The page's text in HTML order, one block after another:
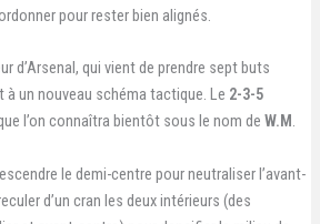
pour rester bien alignés.
d’Arsenal, qui vient de prendre sept buts
un nouveau schéma tactique. Le 2-3-5
l’on connaîtra bientôt sous le nom de W.M.
le demi-centre pour neutraliser l’avant-
d’un cran les deux intérieurs (des